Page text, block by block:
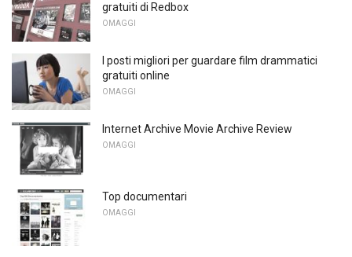
gratuiti di Redbox
OMAGGI
I posti migliori per guardare film drammatici
gratuiti online
OMAGGI
Internet Archive Movie Archive Review
OMAGGI
Top documentari
OMAGGI